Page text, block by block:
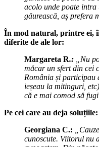
acolo unde poate
găurească, aș prefera
În mod natural, printre ei, îi
diferite de ale lor:
Margareta R.: „Nu
măcar un sfert din cei
România și participau
ieșeau la mitinguri,
că e mai comod să
Pe cei care au deja soluțiile:
Georgiana C.:
cunoscute. Viitorul nu